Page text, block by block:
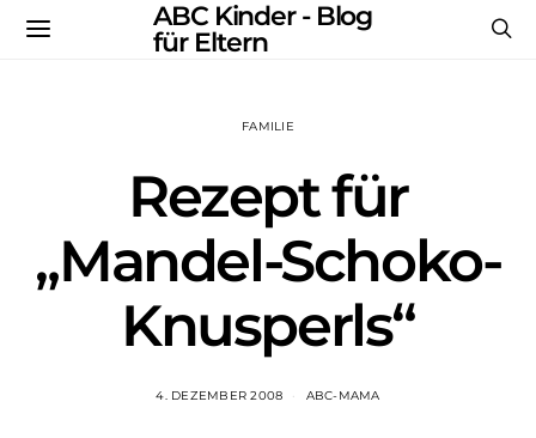
ABC Kinder - Blog
für Eltern
FAMILIE
Rezept für
„Mandel-Schoko-
Knusperls“
4. DEZEMBER 2008 ABC-MAMA